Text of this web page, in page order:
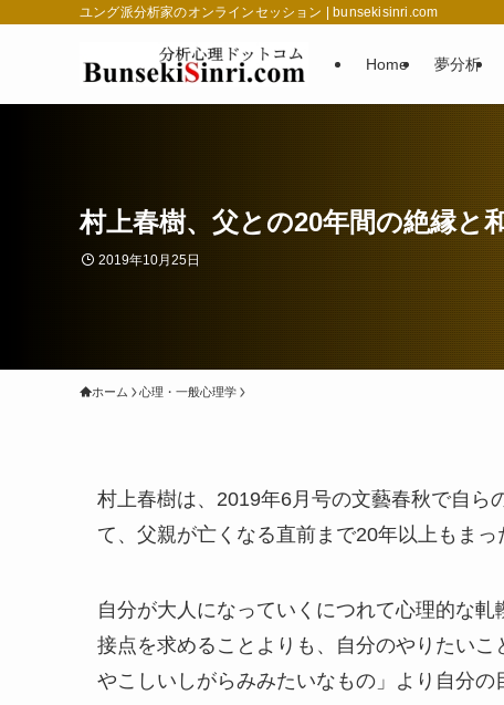
ユング派分析家のオンラインセッション | bunsekisinri.com
Home 夢分析
村上春樹、父との20年間の絶縁と
2019年10月25日
ホーム 心理・一般心理学
村上春樹は、2019年6月号の文藝春秋で自ら
て、父親が亡くなる直前まで20年以上もま
自分が大人になっていくにつれて心理的な
接点を求めることよりも、自分のやりたい
やこしいしがらみみたいなもの」より自分の